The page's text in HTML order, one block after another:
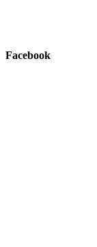
Facebook